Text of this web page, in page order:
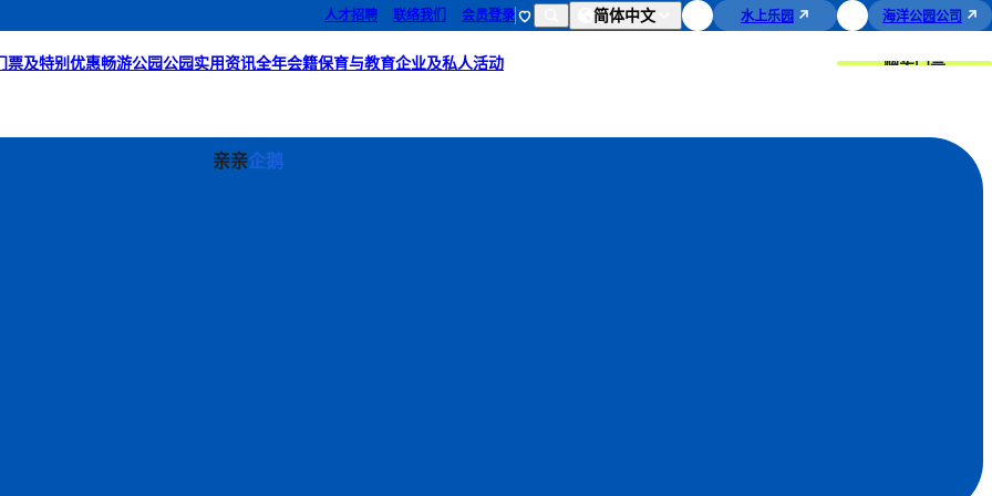
人才招聘 联络我们 会员登录 简体中文 水上乐园 海洋公园公司
票及特别优惠畅游公园公园实用资讯全年会籍保育与教育企业及私人活动 购买门票
亲亲企鹅